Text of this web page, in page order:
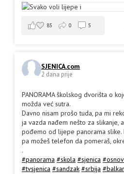
85 0 5
SJENICA.com
2 dana prije
PANORAMA školskog dvorišta o
možda već sutra.
Davno nisam prošo tuda, pa mi
ja vazda nađem nešto za slikanje,
pođemo od lijepe panorama slike.
pa možeš telefon da pomeraš,
.
#panorama #skola #sjenica
#tvsjenica #sandzak #srbija